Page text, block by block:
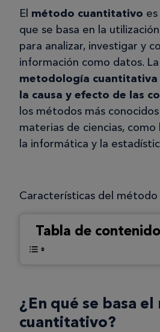
El método cuantitativo
que se basa en la
para analizar, investigar y
información como datos.
metodología cuantitativa
la causa y efecto de las
los métodos más
materias de ciencias,
la informática y la
Características del
Tabla de
¿En qué se basa
cuantitativo?